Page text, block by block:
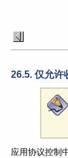
26.5. 仅允许
应用协议控制